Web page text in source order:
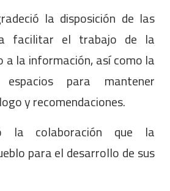
la disposición de las
facilitar el trabajo de la
a la información, así como la
para mantener
y recomendaciones.
la colaboración que la
para el desarrollo de sus